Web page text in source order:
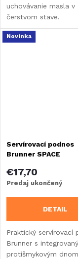
uchovávanie masla v
čerstvom stave.
Novinka
Servírovací podnos
Brunner SPACE
€17,70
Predaj ukončený
DETAIL
Praktický servírovací
Brunner s
protišmykovým